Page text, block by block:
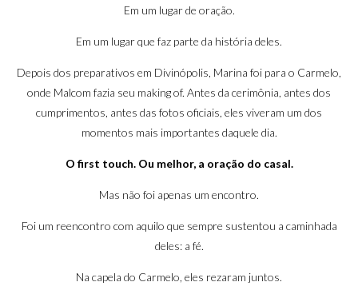
Em um lugar de oração.
Em um lugar que faz parte da história deles.
Depois dos preparativos em Divinópolis, Marina foi para o Carmelo,
onde Malcom fazia seu making of. Antes da cerimônia, antes dos
cumprimentos, antes das fotos oficiais, eles viveram um dos
momentos mais importantes daquele dia.
O first touch. Ou melhor, a oração do casal.
Mas não foi apenas um encontro.
Foi um reencontro com aquilo que sempre sustentou a caminhada
deles: a fé.
Na capela do Carmelo, eles rezaram juntos.